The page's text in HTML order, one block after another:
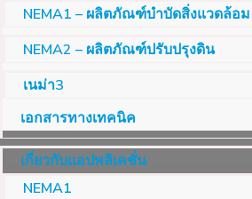
NEMA1 – ผลิตภัณฑ์บำบัดสิ่งแวดล้อม
NEMA2 – ผลิตภัณฑ์ปรับปรุงดิน
เนม่า3
เอกสารทางเทคนิค
เกี่ยวกับแอปพลิเคชั่น
NEMA1